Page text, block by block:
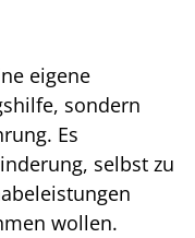
eigene
sondern
Es
selbst zu
wollen.